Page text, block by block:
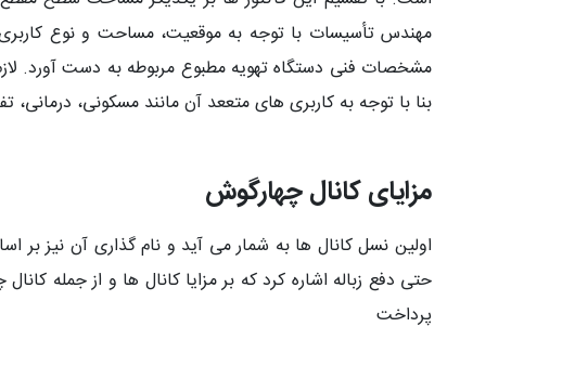
مهندس تأسیسات با توجه به موقعیت، مساحت و نوع
مشخصات فنی دستگاه تهویه مطبوع مربوطه به دست آورد.
بنا با توجه به کاربری های متععد آن مانند مسکونی،
مزایای کانال چهارگوش
اولین نسل کانال ها به شمار می آید و نام گذاری آن نیز
حتی دفع زباله اشاره کرد که بر مزایا کانال ها و از جمله
پرداخت